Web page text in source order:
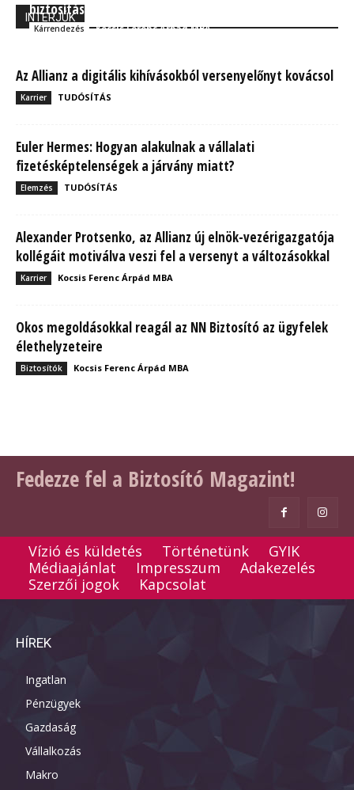
INTERJÚK
biztosítás mellé is
Kárrendezés Kocsis Ferenc Árpád MBA
Az Allianz a digitális kihívásokból versenyelőnyt kovácsol
Karrier TUDÓSÍTÁS
Euler Hermes: Hogyan alakulnak a vállalati
fizetésképtelenségek a járvány miatt?
Elemzés TUDÓSÍTÁS
Alexander Protsenko, az Allianz új elnök-vezérigazgatója
kollégáit motiválva veszi fel a versenyt a változásokkal
Karrier Kocsis Ferenc Árpád MBA
Okos megoldásokkal reagál az NN Biztosító az ügyfelek
élethelyzeteire
Biztosítók Kocsis Ferenc Árpád MBA
Fedezze fel a Biztosító Magazint!
Vízió és küldetés Történetünk
GYIK
Médiaajánlat
Impresszum
Adakezelés
Szerzői jogok
Kapcsolat
HÍREK
Ingatlan
Pénzügyek
Gazdaság
Vállalkozás
Makro